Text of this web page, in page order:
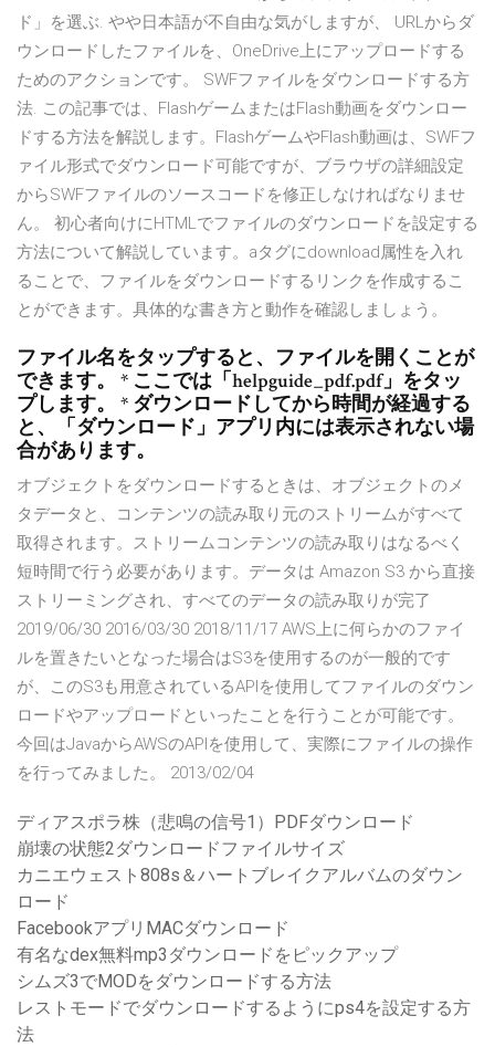
ド」を選ぶ. やや日本語が不自由な気がしますが、 URLからダ
ウンロードしたファイルを、OneDrive上にアップロードする
ためのアクションです。 SWFファイルをダウンロードする方
法. この記事では、FlashゲームまたはFlash動画をダウンロー
ドする方法を解説します。FlashゲームやFlash動画は、SWFフ
ァイル形式でダウンロード可能ですが、ブラウザの詳細設定
からSWFファイルのソースコードを修正しなければなりませ
ん。 初心者向けにHTMLでファイルのダウンロードを設定する
方法について解説しています。aタグにdownload属性を入れ
ることで、ファイルをダウンロードするリンクを作成するこ
とができます。具体的な書き方と動作を確認しましょう。
ファイル名をタップすると、ファイルを開くことが
できます。 * ここでは「helpguide_pdf.pdf」をタッ
プします。 * ダウンロードしてから時間が経過する
と、「ダウンロード」アプリ内には表示されない場
合があります。
オブジェクトをダウンロードするときは、オブジェクトのメ
タデータと、コンテンツの読み取り元のストリームがすべて
取得されます。ストリームコンテンツの読み取りはなるべく
短時間で行う必要があります。データは Amazon S3 から直接
ストリーミングされ、すべてのデータの読み取りが完了
2019/06/30 2016/03/30 2018/11/17 AWS上に何らかのファイ
ルを置きたいとなった場合はS3を使用するのが一般的です
が、このS3も用意されているAPIを使用してファイルのダウン
ロードやアップロードといったことを行うことが可能です。
今回はJavaからAWSのAPIを使用して、実際にファイルの操作
を行ってみました。 2013/02/04
ディアスポラ株（悲鳴の信号1）PDFダウンロード
崩壊の状態2ダウンロードファイルサイズ
カニエウェスト808s＆ハートブレイクアルバムのダウン
ロード
FacebookアプリMACダウンロード
有名なdex無料mp3ダウンロードをピックアップ
シムズ3でMODをダウンロードする方法
レストモードでダウンロードするようにps4を設定する方
法